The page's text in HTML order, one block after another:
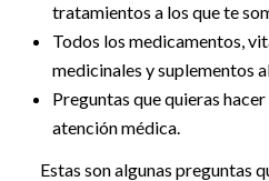
tratamientos a los que te
Todos los medicamentos,
medicinales y suplementos
Preguntas que quieras
atención médica.
Estas son algunas preguntas